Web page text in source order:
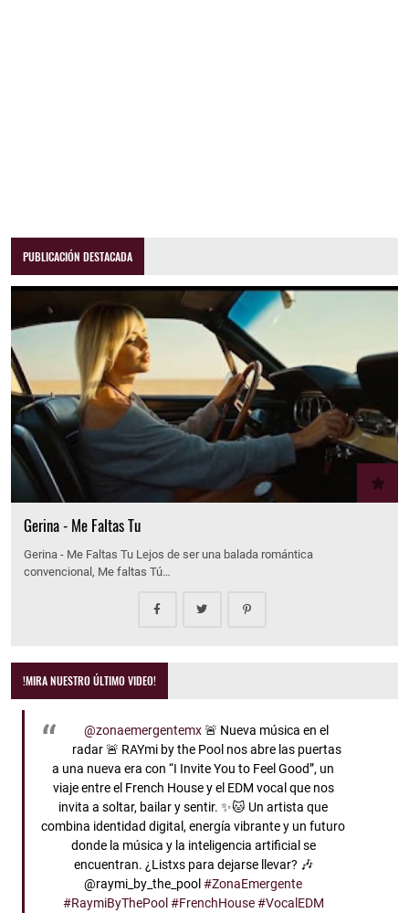
PUBLICACIÓN DESTACADA
Gerina - Me Faltas Tu
Gerina - Me Faltas Tu Lejos de ser una balada romántica
convencional, Me faltas Tú…
!MIRA NUESTRO ÚLTIMO VIDEO!
@zonaemergentemx🚨 Nueva música en el
radar 🚨 RAYmi by the Pool nos abre las puertas
a una nueva era con “I Invite You to Feel Good”, un
viaje entre el French House y el EDM vocal que nos
invita a soltar, bailar y sentir. ✨🐱 Un artista que
combina identidad digital, energía vibrante y un futuro
donde la música y la inteligencia artificial se
encuentran. ¿Listxs para dejarse llevar? 🎶
@raymi_by_the_pool#ZonaEmergente
#RaymiByThePool #FrenchHouse #VocalEDM